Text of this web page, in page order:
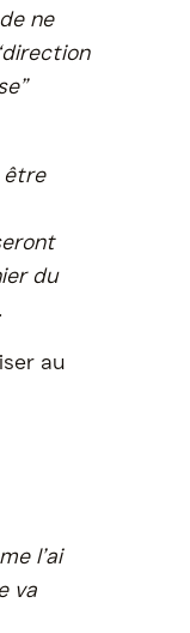
ne
être
du
au
l’ai
va